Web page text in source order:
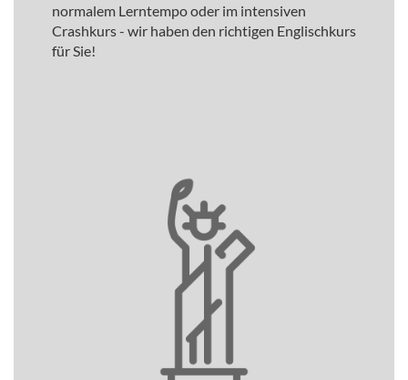
normalem Lerntempo oder im intensiven
Crashkurs - wir haben den richtigen Englischkurs
für Sie!